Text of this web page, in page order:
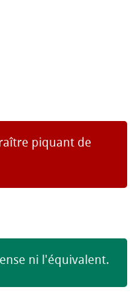
piquant de
ni l'équivalent.